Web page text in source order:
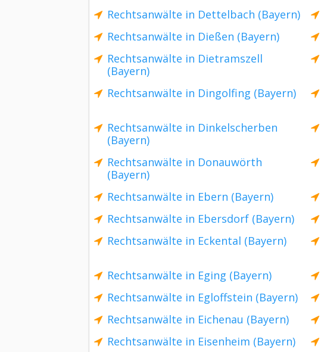
Rechtsanwälte in Dettelbach (Bayern)
Rechtsanwälte in Dießen (Bayern)
Rechtsanwälte in Dietramszell
(Bayern)
Rechtsanwälte in Dingolfing (Bayern)
Rechtsanwälte in Dinkelscherben
(Bayern)
Rechtsanwälte in Donauwörth
(Bayern)
Rechtsanwälte in Ebern (Bayern)
Rechtsanwälte in Ebersdorf (Bayern)
Rechtsanwälte in Eckental (Bayern)
Rechtsanwälte in Eging (Bayern)
Rechtsanwälte in Egloffstein (Bayern)
Rechtsanwälte in Eichenau (Bayern)
Rechtsanwälte in Eisenheim (Bayern)